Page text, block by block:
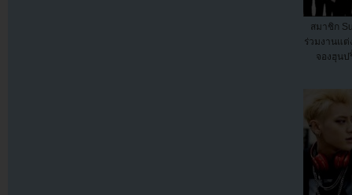
สมาชิก
ร่วมงานแต่
จองฮุนป